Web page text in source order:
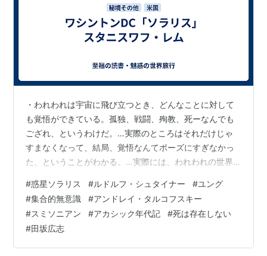
・われわれは宇宙に飛び立つとき、どんなことに対して
も覚悟ができている。孤独、戦闘、殉教、死ーなんでも
ござれ、というわけだ。…実際のところはそれだけじゃ
すまなくなって、結局、覚悟なんてポーズにすぎなかっ
た、ということがわかる。…実際には、われわれの世界
人間がそれから身を守らなければならないようなものが
ある。…宇宙の向こう側から真実が…突きつけられたと
き、われわれはそれをどうしても受け入れられないん
だ。 ・…彼女は実際のところ、きみの脳の一部を映し出
す鏡なんだよ。彼女が素晴らしいとしたら、それはきみ
#惑星ソラリス #ルドルフ・シュタイナー #ユング
#集合的無意識 #アンドレイ・タルコフスキー
#スミソニアン #アカシック年代記 #死は存在しない
#田坂広志